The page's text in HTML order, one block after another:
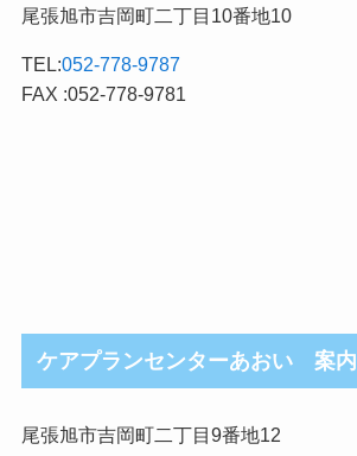
尾張旭市吉岡町二丁目10番地10
TEL:052-778-9787
FAX :052-778-9781
ケアプランセンターあおい 案内
尾張旭市吉岡町二丁目9番地12